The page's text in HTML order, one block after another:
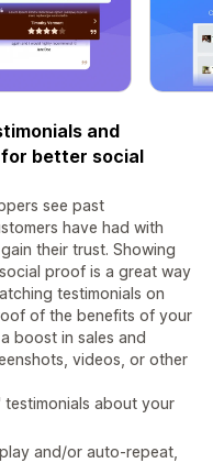
and
for better social
see past
have had with
their trust. Showing
proof is a great way
testimonials on
of the benefits of your
boost in sales and
videos, or other
about your
and/or auto-repeat,